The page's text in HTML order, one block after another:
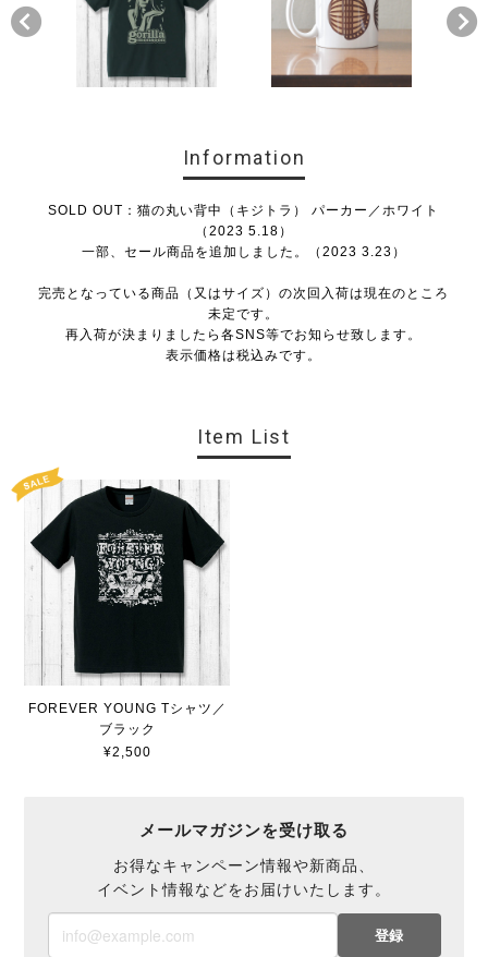
Information
SOLD OUT：猫の丸い背中（キジトラ） パーカー／ホワイト
（2023 5.18）
一部、セール商品を追加しました。（2023 3.23）
完売となっている商品（又はサイズ）の次回入荷は現在のところ
未定です。
再入荷が決まりましたら各SNS等でお知らせ致します。
表示価格は税込みです。
Item List
FOREVER YOUNG Tシャツ／
ブラック
¥2,500
メールマガジンを受け取る
お得なキャンペーン情報や新商品、
イベント情報などをお届けいたします。
登録